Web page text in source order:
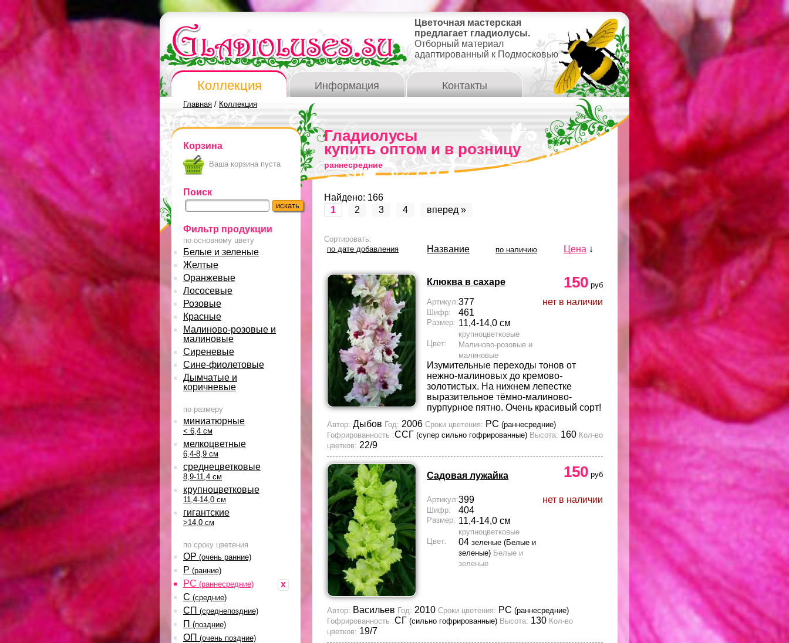
Цветочная мастерская
предлагает гладиолусы.
Отборный материал
адаптированный к Подмосковью
Коллекция Информация Контакты
Главная / Коллекция
Корзина
Ваша корзина пуста
Поиск
Фильтр продукции
по основному цвету
Белые и зеленые
Желтые
Оранжевые
Лососевые
Розовые
Красные
Малиново-розовые и
малиновые
Сиреневые
Сине-фиолетовые
Дымчатые и
коричневые
по размеру
миниатюрные
< 6,4 см
мелкоцветные
6,4-8,9 см
среднецветковые
8,9-11,4 см
крупноцветковые
11,4-14,0 см
гигантские
>14,0 см
по сроку цветения
ОР (очень ранние)
Р (ранние)
x
РС (раннесредние)
С (средние)
СП (среднепоздние)
П (поздние)
ОП (очень поздние)
Гладиолусы
купить оптом и в розницу
раннесредние
Найдено: 166
1
2 3 4 вперед »
Сортировать:
по дате добавления
Название по наличию Цена ↓
Клюква в сахаре 150 руб
нет в наличии
Артикул:377
Шифр: 461
Размер: 11,4-14,0 см
крупноцветковые
Цвет:
Малиново-розовые и
малиновые
Изумительные переходы тонов от
нежно-малиновых до кремово-
золотистых. На нижнем лепестке
выразительное тёмно-малиново-
пурпурное пятно. Очень красивый сорт!
Автор: Дыбов Год: 2006 Сроки цветения: РС (раннесредние)
Гофрированность :ССГ (супер сильно гофрированные) Высота: 160 Кол-во
цветков: 22/9
Садовая лужайка 150 руб
нет в наличии
Артикул:399
Шифр: 404
Размер: 11,4-14,0 см
крупноцветковые
Цвет:
04 зеленые (Белые и
зеленые) Белые и
зеленые
Автор: Васильев Год: 2010 Сроки цветения: РС (раннесредние)
Гофрированность :СГ (сильно гофрированные) Высота: 130 Кол-во
цветков: 19/7